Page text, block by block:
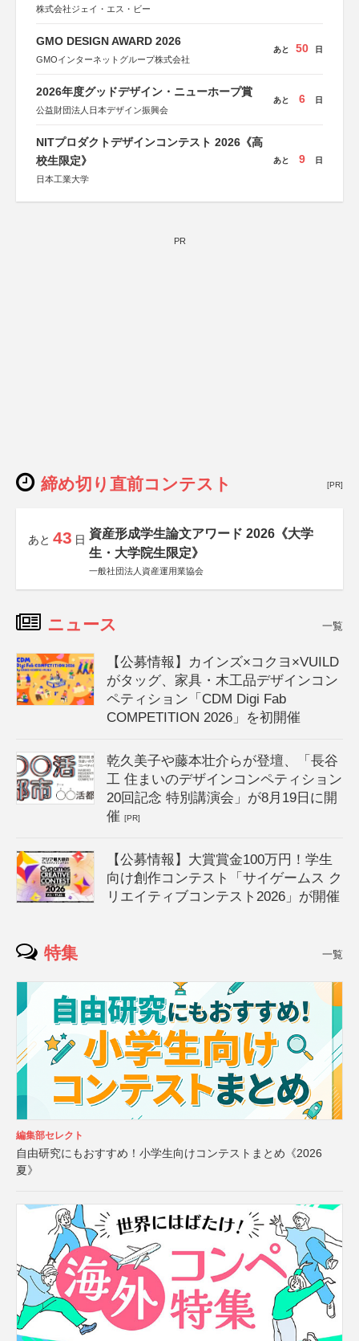
株式会社ジェイ・エス・ビー
GMO DESIGN AWARD 2026
GMOインターネットグループ株式会社
あと 50 日
2026年度グッドデザイン・ニューホープ賞
公益財団法人日本デザイン振興会
あと 6 日
NITプロダクトデザインコンテスト 2026《高
校生限定》
日本工業大学
あと 9 日
PR
締め切り直前コンテスト [PR]
あと 43 日 資産形成学生論文アワード 2026《大学
生・大学院生限定》
一般社団法人資産運用業協会
ニュース 一覧
【公募情報】カインズ×コクヨ×VUILD
がタッグ、家具・木工品デザインコン
ペティション「CDM Digi Fab
COMPETITION 2026」を初開催
乾久美子や藤本壮介らが登壇、「長谷
工 住まいのデザインコンペティション
20回記念 特別講演会」が8月19日に開
催[PR]
【公募情報】大賞賞金100万円！学生
向け創作コンテスト「サイゲームス ク
リエイティブコンテスト2026」が開催
特集 一覧
編集部セレクト
自由研究にもおすすめ！小学生向けコンテストまとめ《2026
夏》